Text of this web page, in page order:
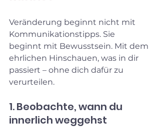
Veränderung beginnt nicht mit
Kommunikationstipps. Sie
beginnt mit Bewusstsein. Mit dem
ehrlichen Hinschauen, was in dir
passiert – ohne dich dafür zu
verurteilen.
1. Beobachte, wann du
innerlich weggehst